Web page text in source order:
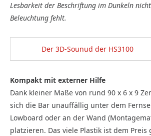
Lesbarkeit der Beschriftung im Dunkeln
Beleuchtung fehlt.
Der 3D-Sounud der HS3100
Kompakt mit externer Hilfe
Dank kleiner Maße von rund 90 x 6 x 9
sich die Bar unauffällig unter dem
Lowboard oder an der Wand
platzieren. Das viele Plastik ist dem Preis